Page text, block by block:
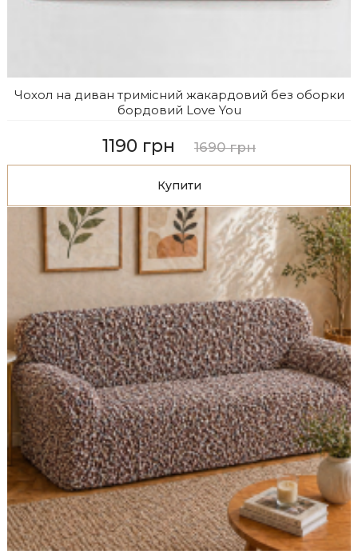
Чохол на диван тримісний жакардовий без оборки
бордовий Love You
1190 грн 1690 грн
Купити